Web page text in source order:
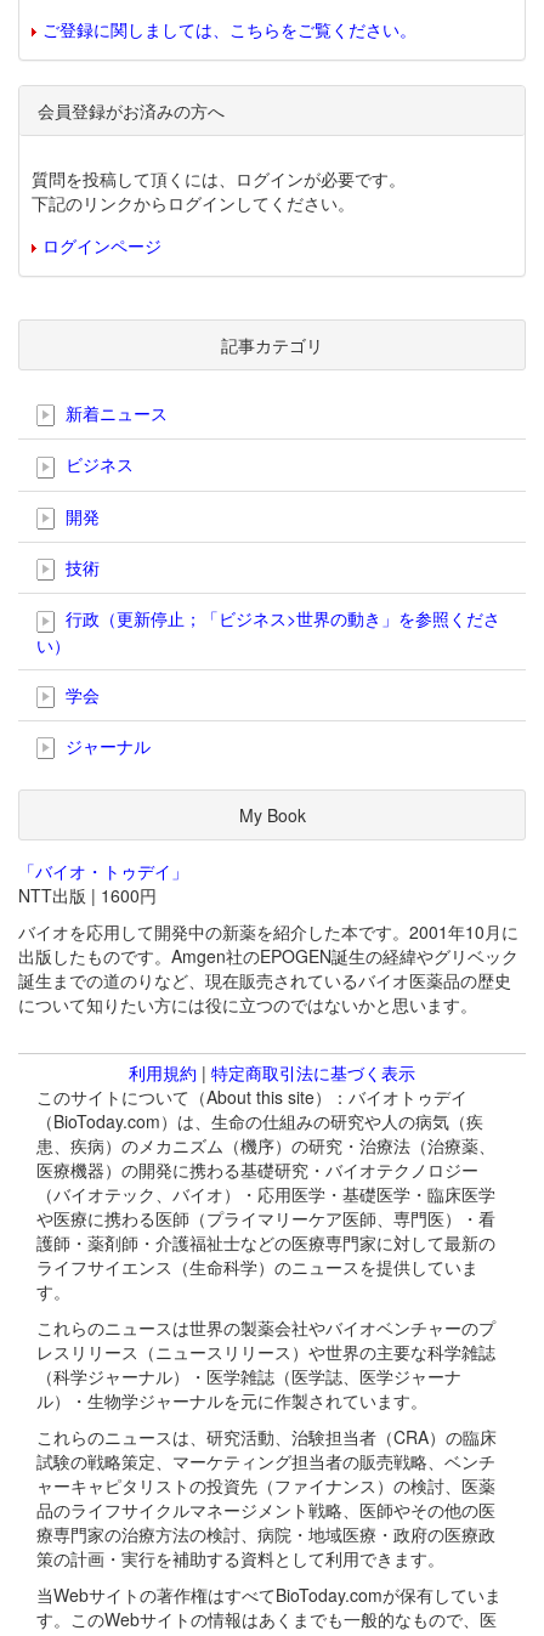
ご登録に関しましては、こちらをご覧ください。
会員登録がお済みの方へ
質問を投稿して頂くには、ログインが必要です。
下記のリンクからログインしてください。
ログインページ
記事カテゴリ
新着ニュース
ビジネス
開発
技術
行政（更新停止；「ビジネス>世界の動き」を参照くださ
い）
学会
ジャーナル
My Book
「バイオ・トゥデイ」
NTT出版 | 1600円
バイオを応用して開発中の新薬を紹介した本です。2001年10月に
出版したものです。Amgen社のEPOGEN誕生の経緯やグリベック
誕生までの道のりなど、現在販売されているバイオ医薬品の歴史
について知りたい方には役に立つのではないかと思います。
利用規約 | 特定商取引法に基づく表示
このサイトについて（About this site）：バイオトゥデイ
（BioToday.com）は、生命の仕組みの研究や人の病気（疾
患、疾病）のメカニズム（機序）の研究・治療法（治療薬、
医療機器）の開発に携わる基礎研究・バイオテクノロジー
（バイオテック、バイオ）・応用医学・基礎医学・臨床医学
や医療に携わる医師（プライマリーケア医師、専門医）・看
護師・薬剤師・介護福祉士などの医療専門家に対して最新の
ライフサイエンス（生命科学）のニュースを提供していま
す。
これらのニュースは世界の製薬会社やバイオベンチャーのプ
レスリリース（ニュースリリース）や世界の主要な科学雑誌
（科学ジャーナル）・医学雑誌（医学誌、医学ジャーナ
ル）・生物学ジャーナルを元に作製されています。
これらのニュースは、研究活動、治験担当者（CRA）の臨床
試験の戦略策定、マーケティング担当者の販売戦略、ベンチ
ャーキャピタリストの投資先（ファイナンス）の検討、医薬
品のライフサイクルマネージメント戦略、医師やその他の医
療専門家の治療方法の検討、病院・地域医療・政府の医療政
策の計画・実行を補助する資料として利用できます。
当Webサイトの著作権はすべてBioToday.comが保有していま
す。このWebサイトの情報はあくまでも一般的なもので、医